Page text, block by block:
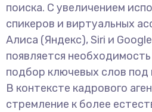
поиска. С увеличением
спикеров и виртуальных
Алиса (Яндекс), Siri и
появляется
подбор ключевых слов под
В контексте кадрового
стремление к более